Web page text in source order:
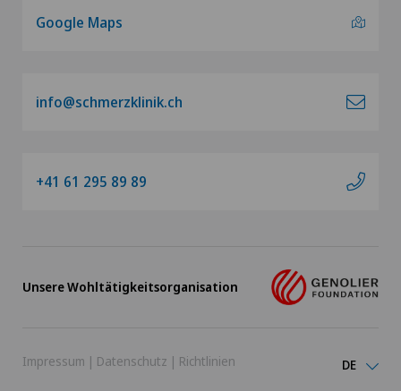
Google Maps
info@schmerzklinik.ch
+41 61 295 89 89
Unsere Wohltätigkeitsorganisation
Impressum | Datenschutz | Richtlinien DE